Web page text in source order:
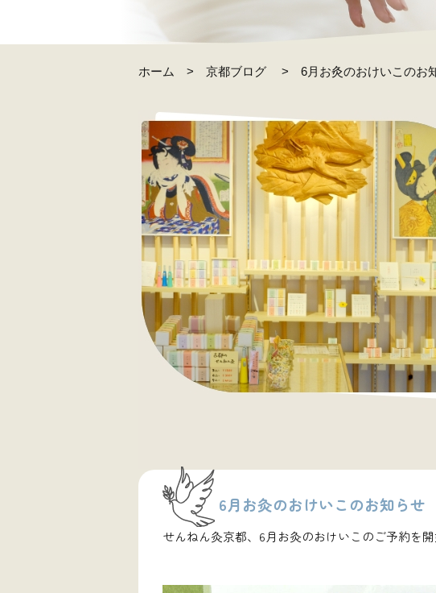
ホーム 京都ブログ 6月お灸のおけいこのお
6月お灸のおけいこのお知らせ
せんねん灸京都、6月お灸のおけいこのご予約を